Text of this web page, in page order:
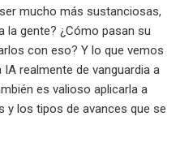
mucho más sustanciosas,
la gente? ¿Cómo pasan su
con eso? Y lo que vemos
realmente de vanguardia a
es valioso aplicarla a
y los tipos de avances que se